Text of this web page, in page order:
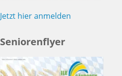
Jetzt hier anmelden
Seniorenflyer